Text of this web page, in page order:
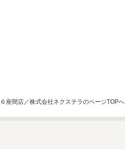
座間店／株式会社ネクステラのページTOPへ